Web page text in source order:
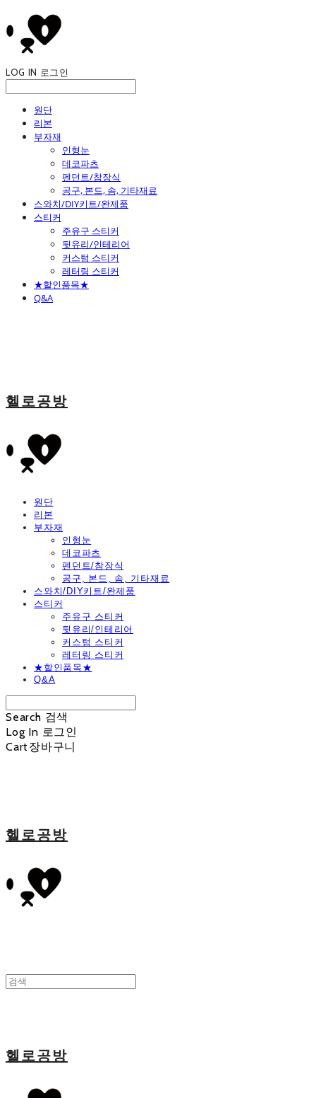
LOG IN 로그인
원단
리본
부자재
인형눈
데코파츠
펜던트/참장식
공구, 본드, 솜, 기타재료
스와치/DIY키트/완제품
스티커
주유구 스티커
뒷유리/인테리어
커스텀 스티커
레터링 스티커
★할인품목★
Q&A
헬로공방
원단
리본
부자재
인형눈
데코파츠
펜던트/참장식
공구, 본드, 솜, 기타재료
스와치/DIY키트/완제품
스티커
주유구 스티커
뒷유리/인테리어
커스텀 스티커
레터링 스티커
★할인품목★
Q&A
Search 검색
Log In 로그인
Cart장바구니
헬로공방
헬로공방